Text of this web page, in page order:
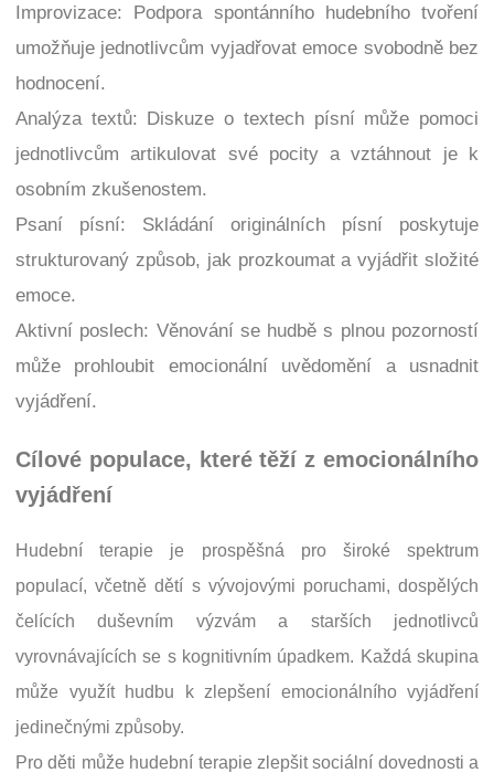
Improvizace: Podpora spontánního hudebního tvoření
umožňuje jednotlivcům vyjadřovat emoce svobodně bez
hodnocení.
Analýza textů: Diskuze o textech písní může pomoci
jednotlivcům artikulovat své pocity a vztáhnout je k
osobním zkušenostem.
Psaní písní: Skládání originálních písní poskytuje
strukturovaný způsob, jak prozkoumat a vyjádřit složité
emoce.
Aktivní poslech: Věnování se hudbě s plnou pozorností
může prohloubit emocionální uvědomění a usnadnit
vyjádření.
Cílové populace, které těží z emocionálního
vyjádření
Hudební terapie je prospěšná pro široké spektrum
populací, včetně dětí s vývojovými poruchami, dospělých
čelících duševním výzvám a starších jednotlivců
vyrovnávajících se s kognitivním úpadkem. Každá skupina
může využít hudbu k zlepšení emocionálního vyjádření
jedinečnými způsoby.
Pro děti může hudební terapie zlepšit sociální dovednosti a